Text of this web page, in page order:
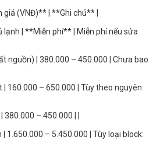
(VNĐ)** | **Ghi chú** |
lạnh | **Miễn phí** | Miễn phí nếu sửa
nguồn) | 380.000 – 450.000 | Chưa bao
| 160.000 – 650.000 | Tùy theo nguyên
380.000 – 450.000 | |
1.650.000 – 5.450.000 | Tùy loại block: